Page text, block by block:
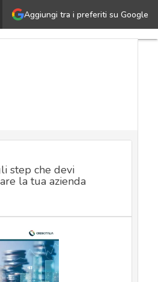
Aggiungi tra i preferiti su Google
i clienti Unicredit: i consigli
step che devi
la tua azienda